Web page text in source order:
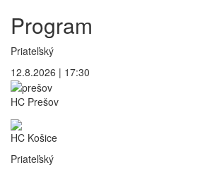
Program
Priateľský
12.8.2026 | 17:30
HC Prešov
HC Košice
Priateľský